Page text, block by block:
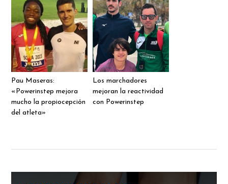
Pau Maseras:
«Powerinstep mejora
mucho la propiocepción
del atleta»
Los marchadores
mejoran la reactividad
con Powerinstep